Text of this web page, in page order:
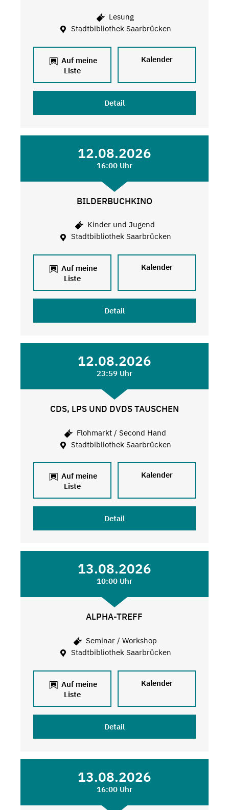
Lesung
Stadtbibliothek Saarbrücken
Auf meine
Liste
Kalender
Detail
12.08.2026
16:00 Uhr
BILDERBUCHKINO
Kinder und Jugend
Stadtbibliothek Saarbrücken
Auf meine
Liste
Kalender
Detail
12.08.2026
23:59 Uhr
CDS, LPS UND DVDS TAUSCHEN
Flohmarkt / Second Hand
Stadtbibliothek Saarbrücken
Auf meine
Liste
Kalender
Detail
13.08.2026
10:00 Uhr
ALPHA-TREFF
Seminar / Workshop
Stadtbibliothek Saarbrücken
Auf meine
Liste
Kalender
Detail
13.08.2026
16:00 Uhr